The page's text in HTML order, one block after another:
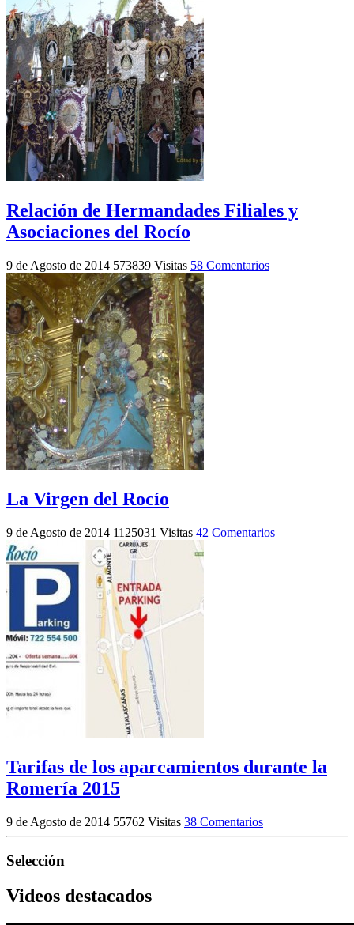
Relación de Hermandades Filiales y
Asociaciones del Rocío
9 de Agosto de 2014 573839 Visitas 58 Comentarios
La Virgen del Rocío
9 de Agosto de 2014 1125031 Visitas 42 Comentarios
Tarifas de los aparcamientos durante la
Romería 2015
9 de Agosto de 2014 55762 Visitas 38 Comentarios
Selección
Videos destacados